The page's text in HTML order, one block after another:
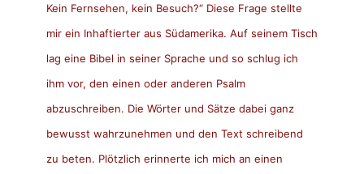
Kein Fernsehen, kein Besuch?“ Diese Frage stellte
mir ein Inhaftierter aus Südamerika. Auf seinem Tisch
lag eine Bibel in seiner Sprache und so schlug ich
ihm vor, den einen oder anderen Psalm
abzuschreiben. Die Wörter und Sätze dabei ganz
bewusst wahrzunehmen und den Text schreibend
zu beten. Plötzlich erinnerte ich mich an einen